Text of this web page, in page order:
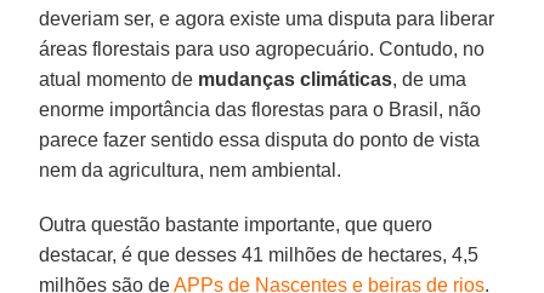
deveriam ser, e agora existe uma disputa para liberar
áreas florestais para uso agropecuário. Contudo, no
atual momento de mudanças climáticas, de uma
enorme importância das florestas para o Brasil, não
parece fazer sentido essa disputa do ponto de vista
nem da agricultura, nem ambiental.
Outra questão bastante importante, que quero
destacar, é que desses 41 milhões de hectares, 4,5
milhões são deAPPs de Nascentes e beiras de rios.